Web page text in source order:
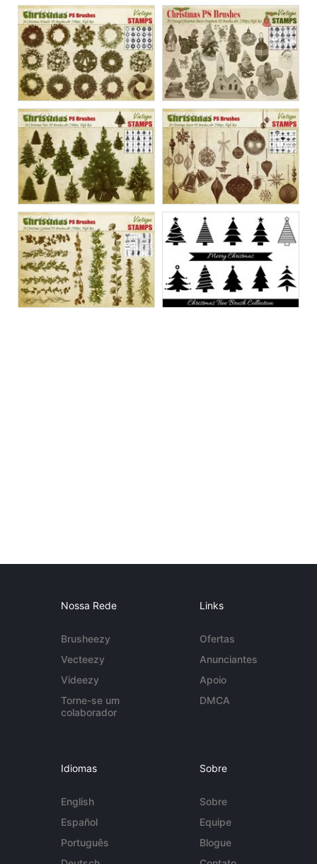
Nossa Rede
Brusheezy
Vecteezy
Videezy
Torne-se um
colaborador
Links
Ofertas
Anunciantes
Apoio
DMCA
Idiomas
English
Español
Português
Sobre
Sobre
Equipe
Blogue